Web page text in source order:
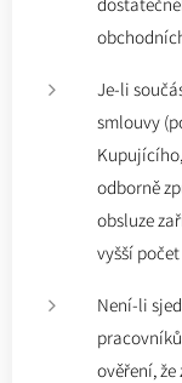
Je-li
smlouvy
odborně
obsluze
vyšší
Není-li
ověření,